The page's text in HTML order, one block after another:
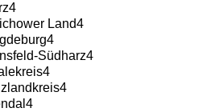
4
Land4
4
Südharz4
4
4
4